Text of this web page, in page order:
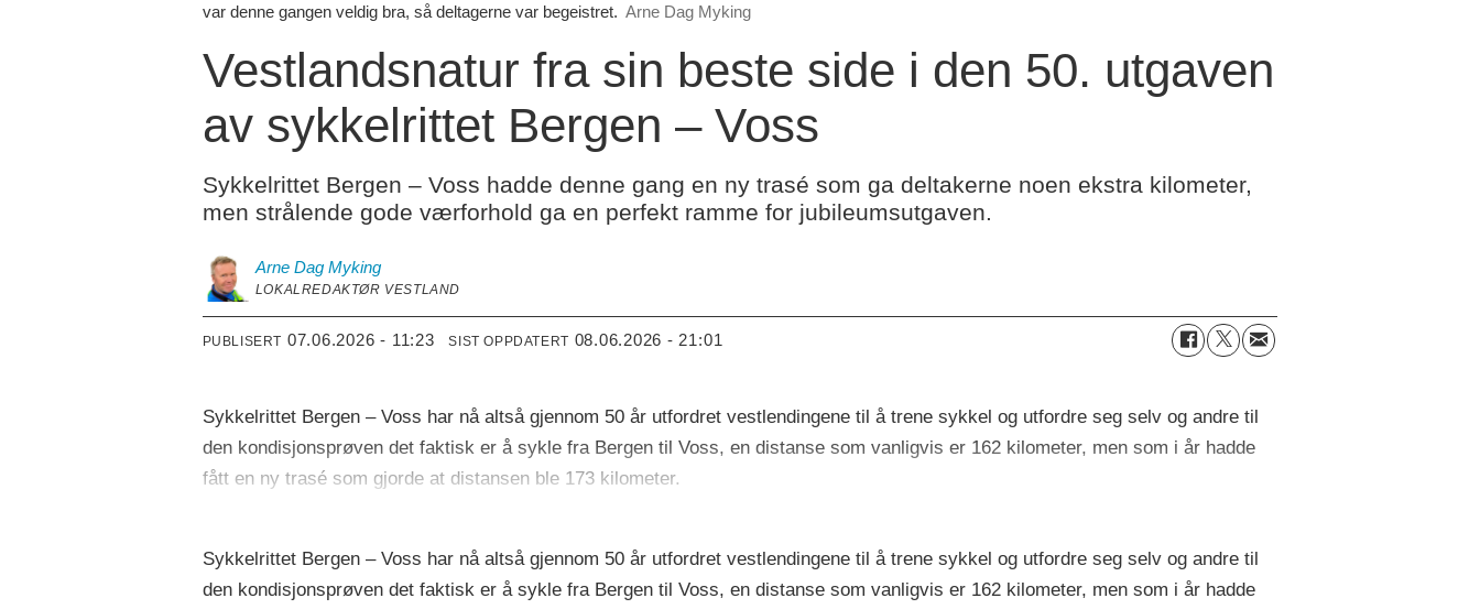
var denne gangen veldig bra, så deltagerne var begeistret. Arne Dag Myking
Vestlandsnatur fra sin beste side i den 50. utgaven
av sykkelrittet Bergen – Voss
Sykkelrittet Bergen – Voss hadde denne gang en ny trasé som ga deltakerne noen ekstra kilometer,
men strålende gode værforhold ga en perfekt ramme for jubileumsutgaven.
Arne Dag Myking
LOKALREDAKTØR VESTLAND
PUBLISERT 07.06.2026 - 11:23 SIST OPPDATERT 08.06.2026 - 21:01
Sykkelrittet Bergen – Voss har nå altså gjennom 50 år utfordret vestlendingene til å trene sykkel og utfordre seg selv og andre til
den kondisjonsprøven det faktisk er å sykle fra Bergen til Voss, en distanse som vanligvis er 162 kilometer, men som i år hadde
fått en ny trasé som gjorde at distansen ble 173 kilometer.
Sykkelrittet Bergen – Voss har nå altså gjennom 50 år utfordret vestlendingene til å trene sykkel og utfordre seg selv og andre til
den kondisjonsprøven det faktisk er å sykle fra Bergen til Voss, en distanse som vanligvis er 162 kilometer, men som i år hadde